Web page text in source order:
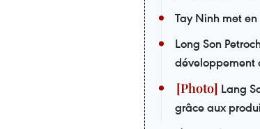
Tay Ninh met
Long Son
développement
Lang
grâce aux